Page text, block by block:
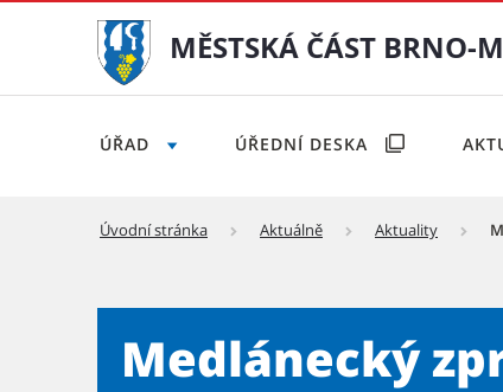
MĚSTSKÁ ČÁST BRNO-
ÚŘAD ÚŘEDNÍ DESKA
Úvodní stránka Aktuálně Aktuality
Medlánecký